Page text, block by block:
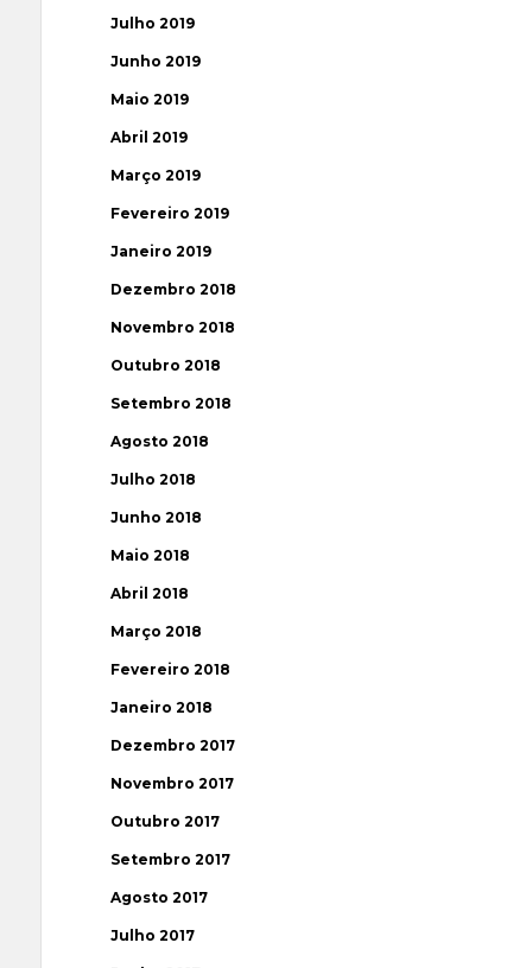
Julho 2019
Junho 2019
Maio 2019
Abril 2019
Março 2019
Fevereiro 2019
Janeiro 2019
Dezembro 2018
Novembro 2018
Outubro 2018
Setembro 2018
Agosto 2018
Julho 2018
Junho 2018
Maio 2018
Abril 2018
Março 2018
Fevereiro 2018
Janeiro 2018
Dezembro 2017
Novembro 2017
Outubro 2017
Setembro 2017
Agosto 2017
Julho 2017